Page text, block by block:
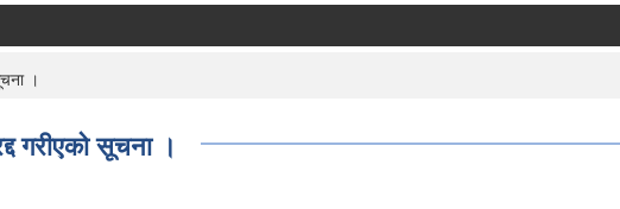
।
गरीएको सूचना ।